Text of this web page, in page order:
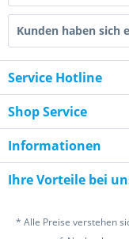
Kunden haben sich
Service Hotline
Shop Service
Informationen
Ihre Vorteile bei
* Alle Preise verstehen